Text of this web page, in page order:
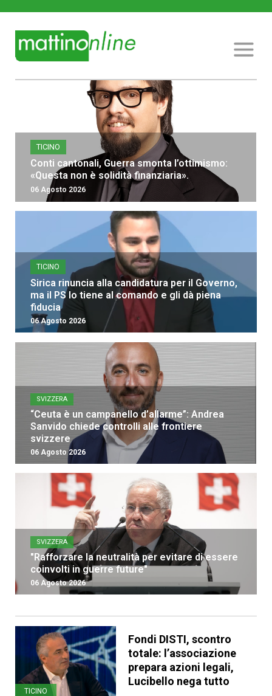
TICINO
Conti cantonali, Guerra smonta l’ottimismo:
«Questa non è solidità finanziaria».
06 Agosto 2026
TICINO
Sirica rinuncia alla candidatura per il Governo,
ma il PS lo tiene al comando e gli dà piena
fiducia
06 Agosto 2026
SVIZZERA
“Ceuta è un campanello d’allarme”: Andrea
Sanvido chiede controlli alle frontiere
svizzere
06 Agosto 2026
SVIZZERA
"Rafforzare la neutralità per evitare di essere
coinvolti in guerre future"
06 Agosto 2026
TICINO
Fondi DISTI, scontro
totale: l’associazione
prepara azioni legali,
Lucibello nega tutto